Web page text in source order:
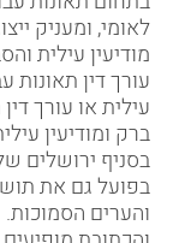
בתחום תאונות
לאומי, ומעניק
מודיעין עילית
עורך דין תאונות
עילית או עורך
ברק ומודיעין
בסניף ירושלים
בפועל גם את
והערים